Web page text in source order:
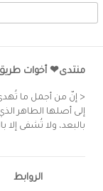
منتدى❤ أخوات
< إنّ من أجمل ما تُهدى
إلى أصلها الطاهر
بالبعد، ولا تُشفى
الروابط